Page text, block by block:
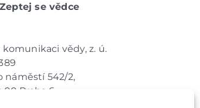
se vědce
vědy, z. ú.
náměstí 542/2,
00 Praha 6